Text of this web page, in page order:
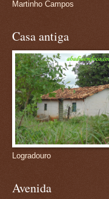
Martinho Campos
Casa antiga
Logradouro
Avenida